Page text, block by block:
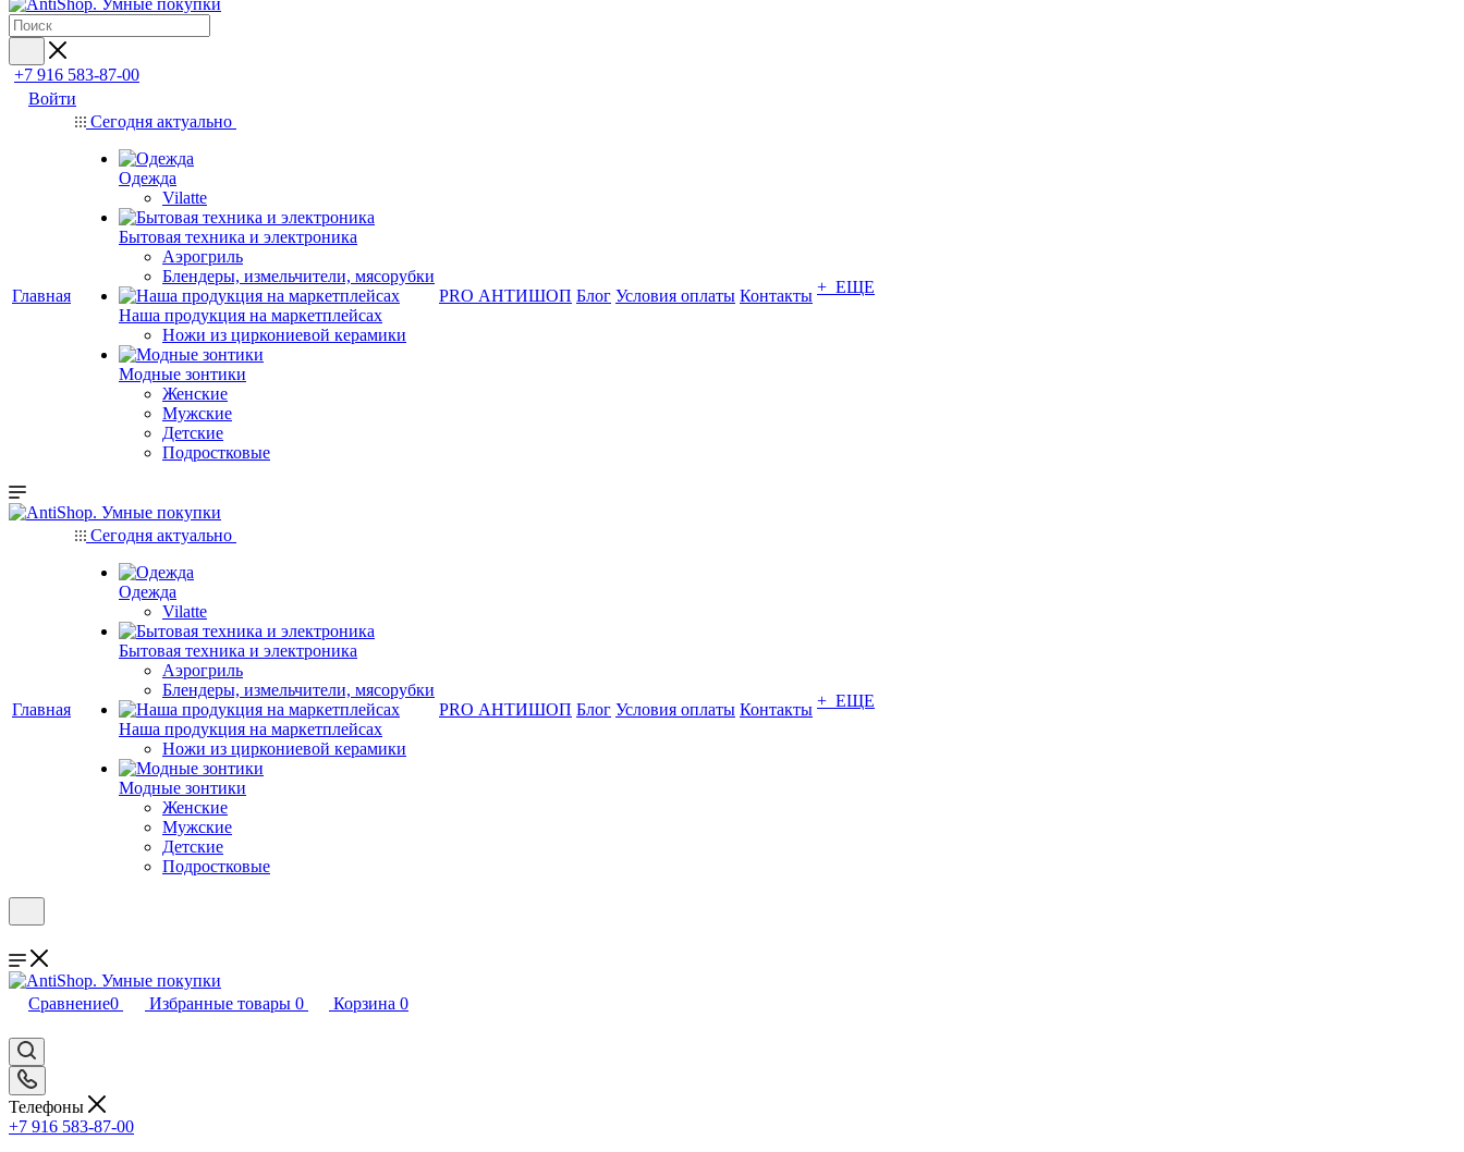
+7 916 583-87-00
Войти
Главная
Сегодня актуально
Одежда
Vilatte
Бытовая техника и электроника
Аэрогриль
Блендеры, измельчители, мясорубки
Наша продукция на маркетплейсах
Ножи из циркониевой керамики
Модные зонтики
Женские
Мужские
Детские
Подростковые
PRO АНТИШОП Блог Условия оплаты Контакты + ЕЩЕ
Главная
Сегодня актуально
Одежда
Vilatte
Бытовая техника и электроника
Аэрогриль
Блендеры, измельчители, мясорубки
Наша продукция на маркетплейсах
Ножи из циркониевой керамики
Модные зонтики
Женские
Мужские
Детские
Подростковые
PRO АНТИШОП Блог Условия оплаты Контакты + ЕЩЕ
Сравнение0 Избранные товары 0 Корзина 0
Телефоны
+7 916 583-87-00